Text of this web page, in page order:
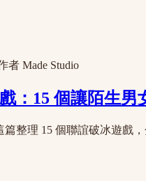
者 Made Studio
：15 個讓陌生男
篇整理 15 個聯誼破冰遊戲